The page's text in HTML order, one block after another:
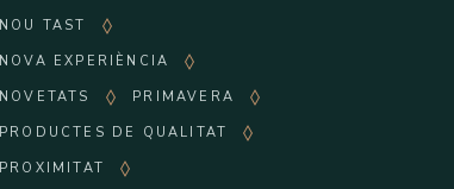
NOU TAST
NOVA EXPERIÈNCIA
NOVETATS
PRIMAVERA
PRODUCTES DE QUALITAT
PROXIMITAT